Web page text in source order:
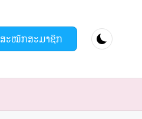
ສະໝັກສະມາຊິກ